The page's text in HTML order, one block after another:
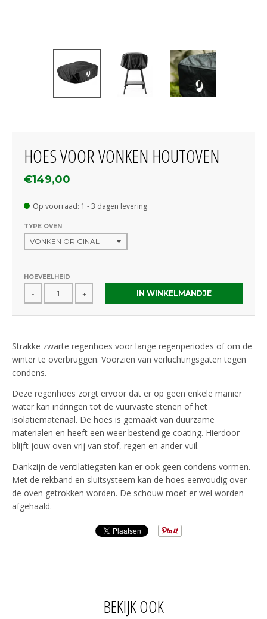
HOES VOOR VONKEN HOUTOVEN
€149,00
Op voorraad: 1 - 3 dagen levering
TYPE OVEN
HOEVEELHEID
- + IN WINKELMANDJE
Strakke zwarte regenhoes voor lange regenperiodes of om de
winter te overbruggen. Voorzien van verluchtingsgaten tegen
condens.
Deze regenhoes zorgt ervoor dat er op geen enkele manier
water kan indringen tot de vuurvaste stenen of het
isolatiemateriaal. De hoes is gemaakt van duurzame
materialen en heeft een weer bestendige coating. Hierdoor
blijft jouw oven vrij van stof, regen en ander vuil.
Dankzijn de ventilatiegaten kan er ook geen condens vormen.
Met de rekband en sluitsysteem kan de hoes eenvoudig over
de oven getrokken worden. De schouw moet er wel worden
afgehaald.
BEKIJK OOK